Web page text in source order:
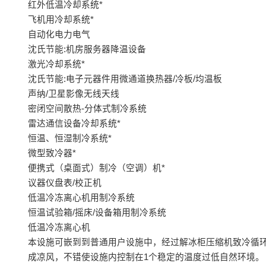
红外低温冷却系统*
飞机用冷却系统*
自动化电力电气
沈氏节能:机房服务器降温设备
激光冷却系统*
沈氏节能:电子元器件用微通道换热器/冷板/均温板
声纳/卫星影像无线天线
密闭空间散热-分体式制冷系统
雷达通信设备冷却系统*
恒温、恒湿制冷系统*
微型致冷器*
便携式（桌面式）制冷（空调）机*
议器仪盘表/校正机
低温冷冻离心机用制冷系统
恒温试验箱/摇床/设备箱用制冷系统
低温冷冻离心机
本设施可嵌到到普通用户设施中，经过解冰柜压缩机致冷循
成凉风，不错使设施内控制在1个稳定的温度过低自然环境。